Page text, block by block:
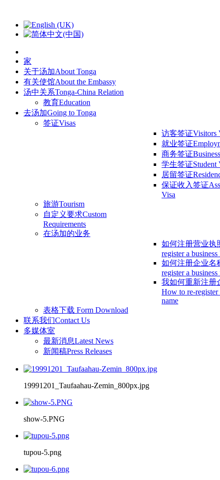
家
关于汤加About Tonga
有关使馆About the Embassy
汤中关系Tonga-China Relation
教育Education
去汤加Going to Tonga
签证Visas
访客签证Visitors
就业签证
商务签证
学生签证Student
居留签证
保证收入签证
Visa
旅游Tourism
自定义要求Custom
Requirements
在汤加的业务
如何注册营业执
register a business
如何注册企业名
register a business
我如何重新注册
How to re-register
name
表格下载 Form Download
联系我们Contact Us
多媒体室
最新消息Latest News
新闻稿Press Releases
19991201_Taufaahau-Zemin_800px.jpg
show-5.PNG
tupou-5.png